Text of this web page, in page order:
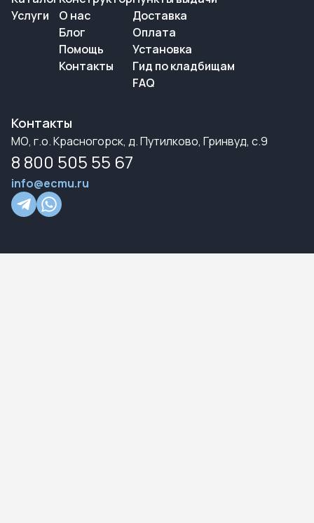
Услуги
О нас
Блог
Помощь
Контакты
Доставка
Оплата
Установка
Гид по кладбищам
FAQ
Контакты
МО, г.о. Красногорск, д. Путилково, Гринвуд, с.9
8 800 505 55 67
info@ecmu.ru